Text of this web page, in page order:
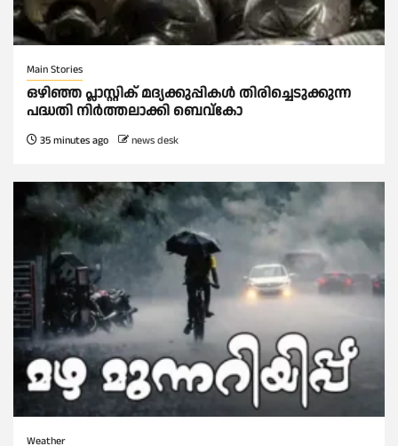
Main Stories
ഒഴിഞ്ഞ പ്ലാസ്റ്റിക് മദ്യക്കുപ്പികള്‍ തിരിച്ചെടുക്കുന്ന
പദ്ധതി നിര്‍ത്തലാക്കി ബെവ്കോ
35 minutes ago news desk
Weather